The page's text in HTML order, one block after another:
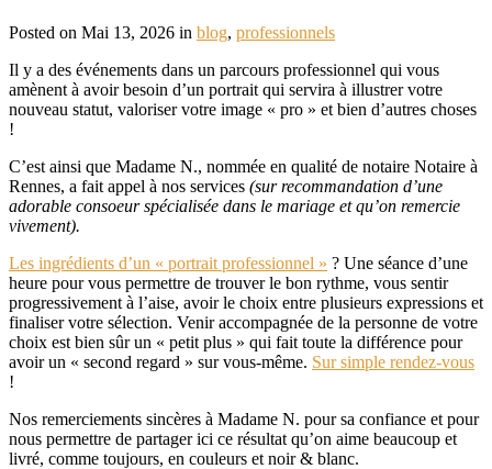
Posted on Mai 13, 2026 in blog, professionnels
Il y a des événements dans un parcours professionnel qui vous
amènent à avoir besoin d’un portrait qui servira à illustrer votre
nouveau statut, valoriser votre image « pro » et bien d’autres choses
!
C’est ainsi que Madame N., nommée en qualité de notaire Notaire à
Rennes, a fait appel à nos services (sur recommandation d’une
adorable consoeur spécialisée dans le mariage et qu’on remercie
vivement).
Les ingrédients d’un « portrait professionnel » ? Une séance d’une
heure pour vous permettre de trouver le bon rythme, vous sentir
progressivement à l’aise, avoir le choix entre plusieurs expressions et
finaliser votre sélection. Venir accompagnée de la personne de votre
choix est bien sûr un « petit plus » qui fait toute la différence pour
avoir un « second regard » sur vous-même. Sur simple rendez-vous
!
Nos remerciements sincères à Madame N. pour sa confiance et pour
nous permettre de partager ici ce résultat qu’on aime beaucoup et
livré, comme toujours, en couleurs et noir & blanc.